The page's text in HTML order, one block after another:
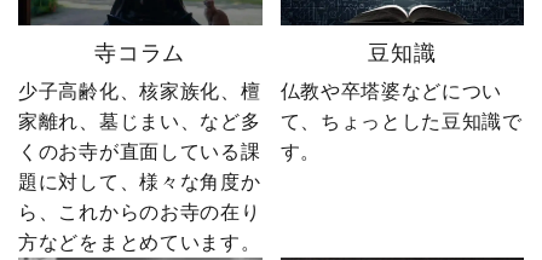
とを知り尽くした“卒塔婆
屋”です。 卒塔婆に関する
疑問をわかりやすく解説
しながら、 住職・寺院向
けの有益な情報や やじ社
長の日常まで発信中！▶
@sotoubaya140 ご相談は
DM・公式LINEからお気
軽にどうぞ📩 #やじ社長 #
ーーーーーーーーーーー
ーーーーーー 創業明治15
年｜卒塔婆専門メーカー
東京・日の出町を拠点
に、全国6,000以上のお寺
とお取引する、 お寺のこ
寺コラム
少子高齢化、核家族化、檀
家離れ、墓じまい、など多
くのお寺が直面している課
題に対して、様々な角度か
ら、これからのお寺の在り
方などをまとめています。
豆知識
仏教や卒塔婆などについ
て、ちょっとした豆知識で
す。